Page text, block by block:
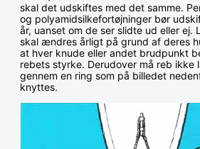
skal det udskiftes med det samme.
og polyamidsilkefortøjninger bør
år, uanset om de ser slidte ud eller ej.
skal ændres årligt på grund af deres
at hver knude eller andet brudpunkt
rebets styrke. Derudover må reb
gennem en ring som på billedet
knyttes.